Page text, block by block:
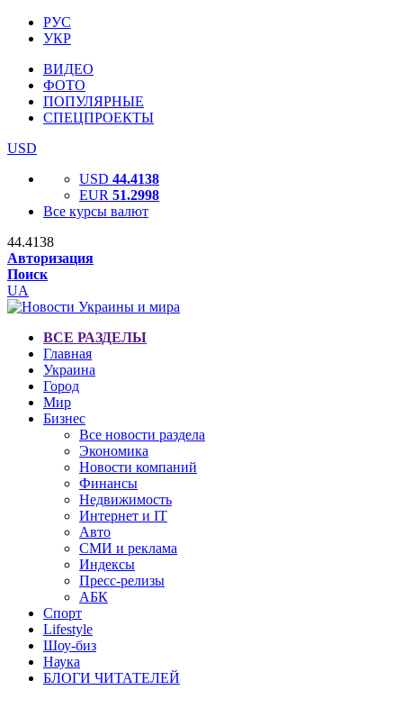
РУС
УКР
ВИДЕО
ФОТО
ПОПУЛЯРНЫЕ
СПЕЦПРОЕКТЫ
USD
USD 44.4138
EUR 51.2998
Все курсы валют
44.4138
Авторизация
Поиск
UA
ВСЕ РАЗДЕЛЫ
Главная
Украина
Город
Мир
Бизнес
Все новости раздела
Экономика
Новости компаний
Финансы
Недвижимость
Интернет и IT
Авто
СМИ и реклама
Индексы
Пресс-релизы
АБК
Спорт
Lifestyle
Шоу-биз
Наука
БЛОГИ ЧИТАТЕЛЕЙ